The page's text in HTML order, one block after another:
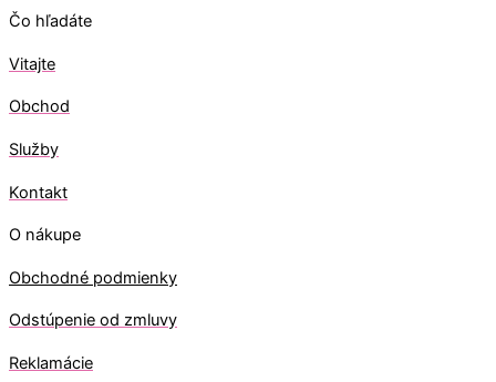
Čo hľadáte
Vitajte
Obchod
Služby
Kontakt
O nákupe
Obchodné podmienky
Odstúpenie od zmluvy
Reklamácie